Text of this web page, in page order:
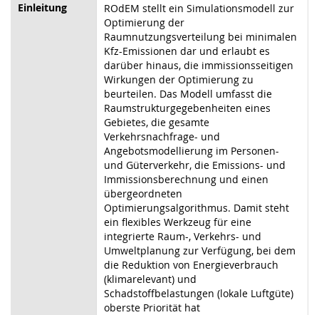
Einleitung
ROdEM stellt ein Simulationsmodell zur
Optimierung der
Raumnutzungsverteilung bei minimalen
Kfz-Emissionen dar und erlaubt es
darüber hinaus, die immissionsseitigen
Wirkungen der Optimierung zu
beurteilen. Das Modell umfasst die
Raumstrukturgegebenheiten eines
Gebietes, die gesamte
Verkehrsnachfrage- und
Angebotsmodellierung im Personen-
und Güterverkehr, die Emissions- und
Immissionsberechnung und einen
übergeordneten
Optimierungsalgorithmus. Damit steht
ein flexibles Werkzeug für eine
integrierte Raum-, Verkehrs- und
Umweltplanung zur Verfügung, bei dem
die Reduktion von Energieverbrauch
(klimarelevant) und
Schadstoffbelastungen (lokale Luftgüte)
oberste Priorität hat